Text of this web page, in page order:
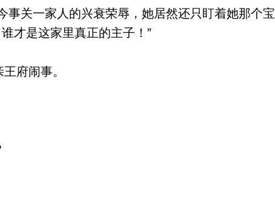
关一家人的兴衰荣辱，她居然还只盯着她那个宝
才是这家里真正的主子！”
府闹事。